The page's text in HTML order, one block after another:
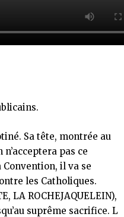
Sa tête, montrée au
pas ce
il va se
les Catholiques.
LA ROCHEJAQUELEIN),
suprême sacrifice. L